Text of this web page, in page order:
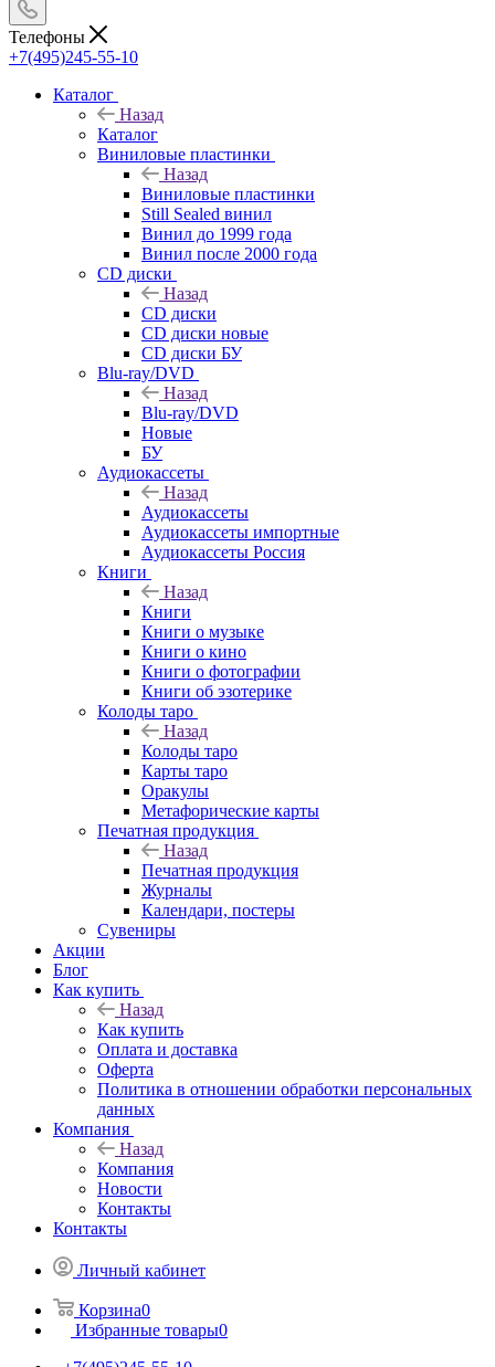
Телефоны
+7(495)245-55-10
Каталог
Назад
Каталог
Виниловые пластинки
Назад
Виниловые пластинки
Still Sealed винил
Винил до 1999 года
Винил после 2000 года
CD диски
Назад
CD диски
CD диски новые
CD диски БУ
Blu-ray/DVD
Назад
Blu-ray/DVD
Новые
БУ
Аудиокассеты
Назад
Аудиокассеты
Аудиокассеты импортные
Аудиокассеты Россия
Книги
Назад
Книги
Книги о музыке
Книги о кино
Книги о фотографии
Книги об эзотерике
Колоды таро
Назад
Колоды таро
Карты таро
Оракулы
Метафорические карты
Печатная продукция
Назад
Печатная продукция
Журналы
Календари, постеры
Сувениры
Акции
Блог
Как купить
Назад
Как купить
Оплата и доставка
Оферта
Политика в отношении обработки персональных
данных
Компания
Назад
Компания
Новости
Контакты
Контакты
Личный кабинет
Корзина0
Избранные товары0